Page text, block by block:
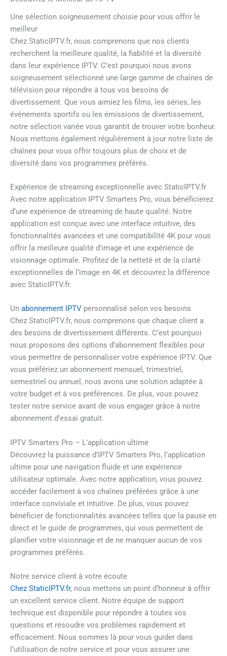
Une sélection soigneusement choisie pour vous offrir le
meilleur
Chez StaticIPTV.fr, nous comprenons que nos clients
recherchent la meilleure qualité, la fiabilité et la diversité
dans leur expérience IPTV. C’est pourquoi nous avons
soigneusement sélectionné une large gamme de chaînes de
télévision pour répondre à tous vos besoins de
divertissement. Que vous aimiez les films, les séries, les
événements sportifs ou les émissions de divertissement,
notre sélection variée vous garantit de trouver votre bonheur.
Nous mettons également régulièrement à jour notre liste de
chaînes pour vous offrir toujours plus de choix et de
diversité dans vos programmes préférés.
Expérience de streaming exceptionnelle avec StaticIPTV.fr
Avec notre application IPTV Smarters Pro, vous bénéficierez
d’une expérience de streaming de haute qualité. Notre
application est conçue avec une interface intuitive, des
fonctionnalités avancées et une compatibilité 4K pour vous
offrir la meilleure qualité d’image et une expérience de
visionnage optimale. Profitez de la netteté et de la clarté
exceptionnelles de l’image en 4K et découvrez la différence
avec StaticIPTV.fr.
Un abonnement IPTV personnalisé selon vos besoins
Chez StaticIPTV.fr, nous comprenons que chaque client a
des besoins de divertissement différents. C’est pourquoi
nous proposons des options d’abonnement flexibles pour
vous permettre de personnaliser votre expérience IPTV. Que
vous préfériez un abonnement mensuel, trimestriel,
semestriel ou annuel, nous avons une solution adaptée à
votre budget et à vos préférences. De plus, vous pouvez
tester notre service avant de vous engager grâce à notre
abonnement d’essai gratuit.
IPTV Smarters Pro – L’application ultime
Découvrez la puissance d’IPTV Smarters Pro, l’application
ultime pour une navigation fluide et une expérience
utilisateur optimale. Avec notre application, vous pouvez
accéder facilement à vos chaînes préférées grâce à une
interface conviviale et intuitive. De plus, vous pouvez
bénéficier de fonctionnalités avancées telles que la pause en
direct et le guide de programmes, qui vous permettent de
planifier votre visionnage et de ne manquer aucun de vos
programmes préférés.
Notre service client à votre écoute
Chez StaticIPTV.fr, nous mettons un point d’honneur à offrir
un excellent service client. Notre équipe de support
technique est disponible pour répondre à toutes vos
questions et résoudre vos problèmes rapidement et
efficacement. Nous sommes là pour vous guider dans
l’utilisation de notre service et pour vous assurer une